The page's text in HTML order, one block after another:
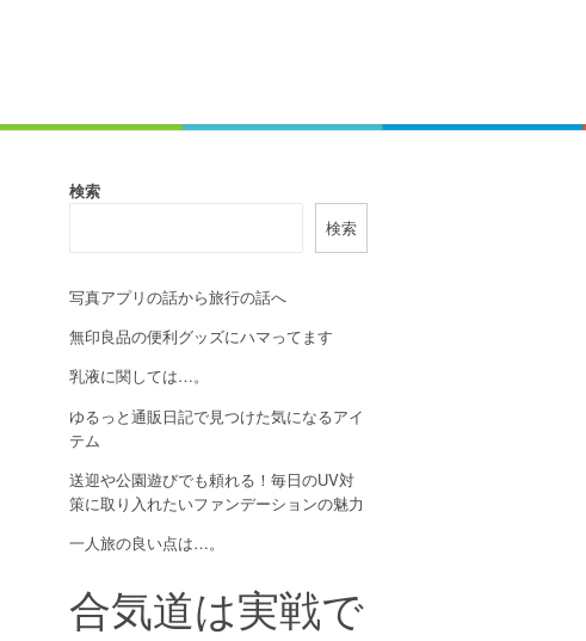
検索
検索
写真アプリの話から旅行の話へ
無印良品の便利グッズにハマってます
乳液に関しては…。
ゆるっと通販日記で見つけた気になるアイ
テム
送迎や公園遊びでも頼れる！毎日のUV対
策に取り入れたいファンデーションの魅力
一人旅の良い点は…。
合気道は実戦で